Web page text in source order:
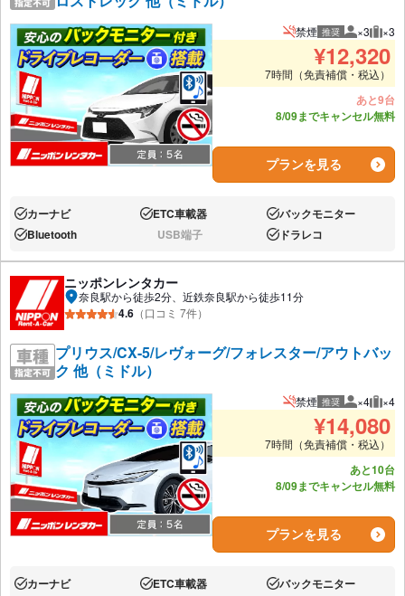
禁煙 推奨 推奨人数
×3 推
×3
¥12,320
7時間（免責補償・税込）
あと9台
8/09までキャンセル無料
プランを見る
あり:カーナビ あり:ETC車載器 あり:バックモニター
あり:Bluetooth なし:USB端子 あり:ドラレコ
ニッポンレンタカー
奈良駅から徒歩2分、近鉄奈良駅から徒歩11分
4.6 （口コミ 7件）
プリウス/CX-5/レヴォーグ/フォレスター/アウトバッ
ク 他（ミドル）
禁煙 推奨 推奨人数
×4 推
×4
¥14,080
7時間（免責補償・税込）
あと10台
8/09までキャンセル無料
プランを見る
あり:カーナビ あり:ETC車載器 あり:バックモニター